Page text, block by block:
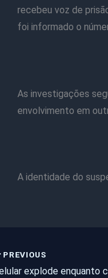
recebeu voz de
foi informado o
As investigações
envolvimento em
A identidade do
PREVIOUS